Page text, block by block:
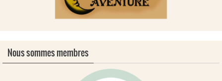
Nous sommes membres